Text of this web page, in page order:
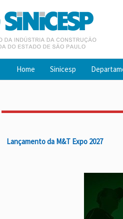
Home Sinicesp
Lançamento da M&T Expo 2027